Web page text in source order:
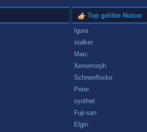
Top gelikte Nutzer
Igura
stalker
Marc
Xenomorph
Schneeflocke
Peter
synthet
Fuji-san
Elgin